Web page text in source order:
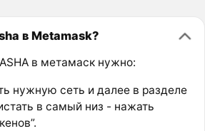
в Metamask?
в метамаск нужно:
нужную сеть и далее в разделе
в самый низ - нажать